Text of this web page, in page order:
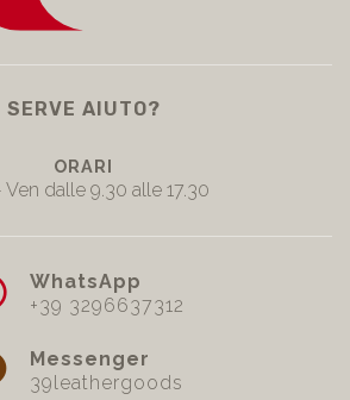
SERVE AIUTO?
ORARI
Ven dalle 9.30 alle 17.30
WhatsApp
+39 3296637312
Messenger
39leathergoods